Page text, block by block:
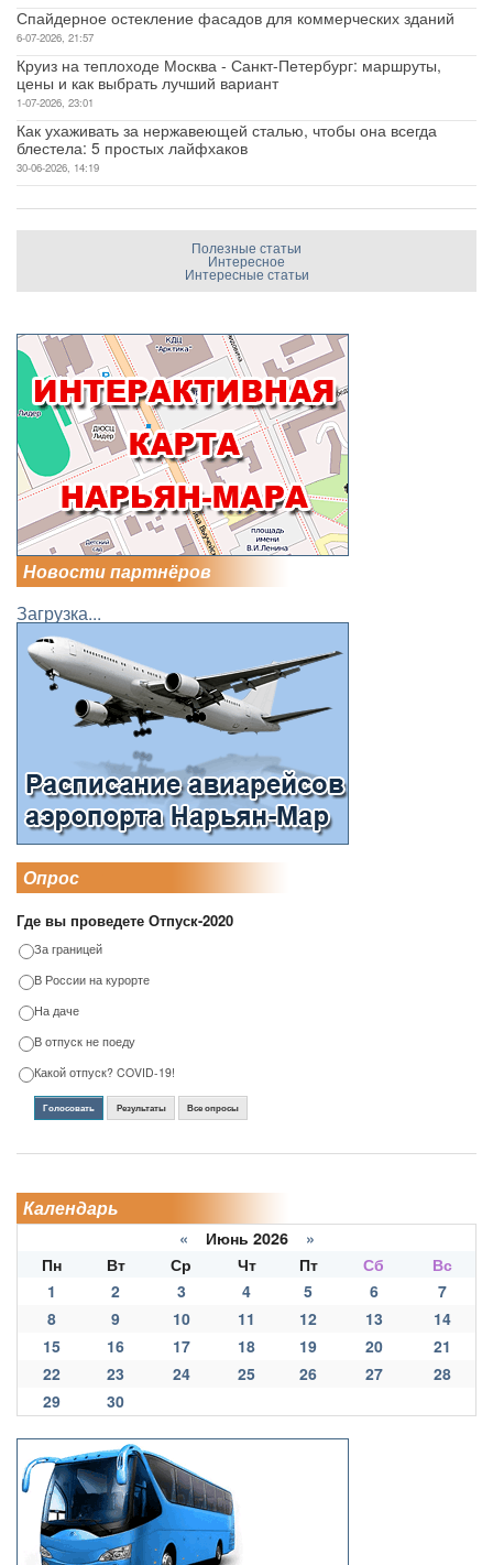
Спайдерное остекление фасадов для коммерческих зданий
6-07-2026, 21:57
Круиз на теплоходе Москва - Санкт-Петербург: маршруты,
цены и как выбрать лучший вариант
1-07-2026, 23:01
Как ухаживать за нержавеющей сталью, чтобы она всегда
блестела: 5 простых лайфхаков
30-06-2026, 14:19
Полезные статьи
Интересное
Интересные статьи
Новости партнёров
Загрузка...
Опрос
Где вы проведете Отпуск-2020
За границей
В России на курорте
На даче
В отпуск не поеду
Какой отпуск? COVID-19!
Голосовать Результаты Все опросы
Календарь
« Июнь 2026 »
Пн
Вт Ср Чт Пт Сб
Вс
1
2 3 4 5 6
7
8
9 10 11 12 13
14
15
16 17 18 19 20
21
22
23 24 25 26 27
28
29
30